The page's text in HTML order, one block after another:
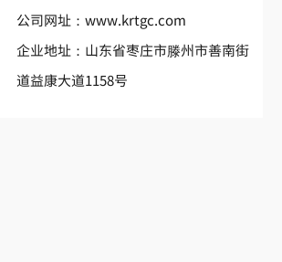
公司网址：www.krtgc.com
企业地址：山东省枣庄市滕州市善南街
道益康大道1158号